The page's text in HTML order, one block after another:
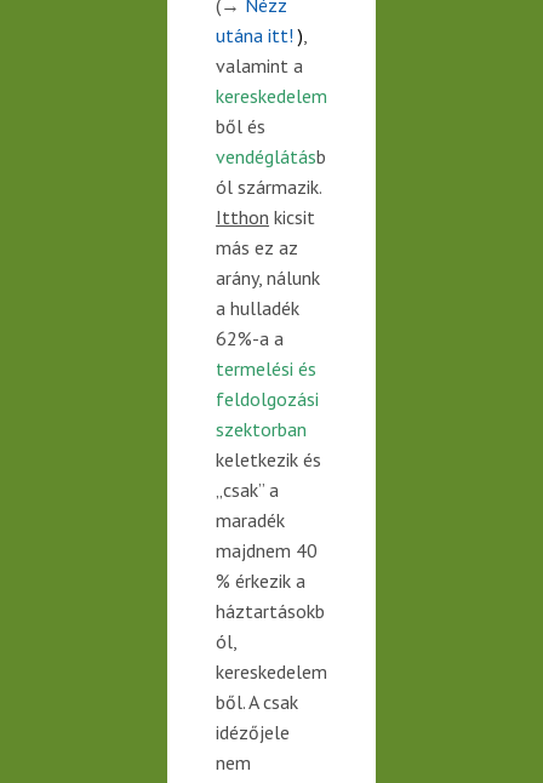
(→ Nézz
utána itt! ),
valamint a
kereskedelem
ből és
vendéglátásb
ól származik.
Itthon kicsit
más ez az
arány, nálunk
a hulladék
62%-a a
termelési és
feldolgozási
szektorban
keletkezik és
„csak” a
maradék
majdnem 40
% érkezik a
háztartásokb
ól,
kereskedelem
ből. A csak
idézőjele
nem